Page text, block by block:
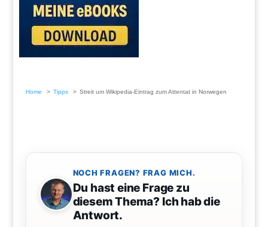
Home Tipps Streit um Wikipedia-Eintrag zum Attentat in Norwegen
NOCH FRAGEN? FRAG MICH.
Du hast eine Frage zu
diesem Thema? Ich hab die
Antwort.